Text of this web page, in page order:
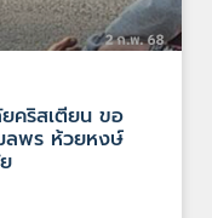
คริสเตียน ขอ
ลพร ห้วยหงษ์